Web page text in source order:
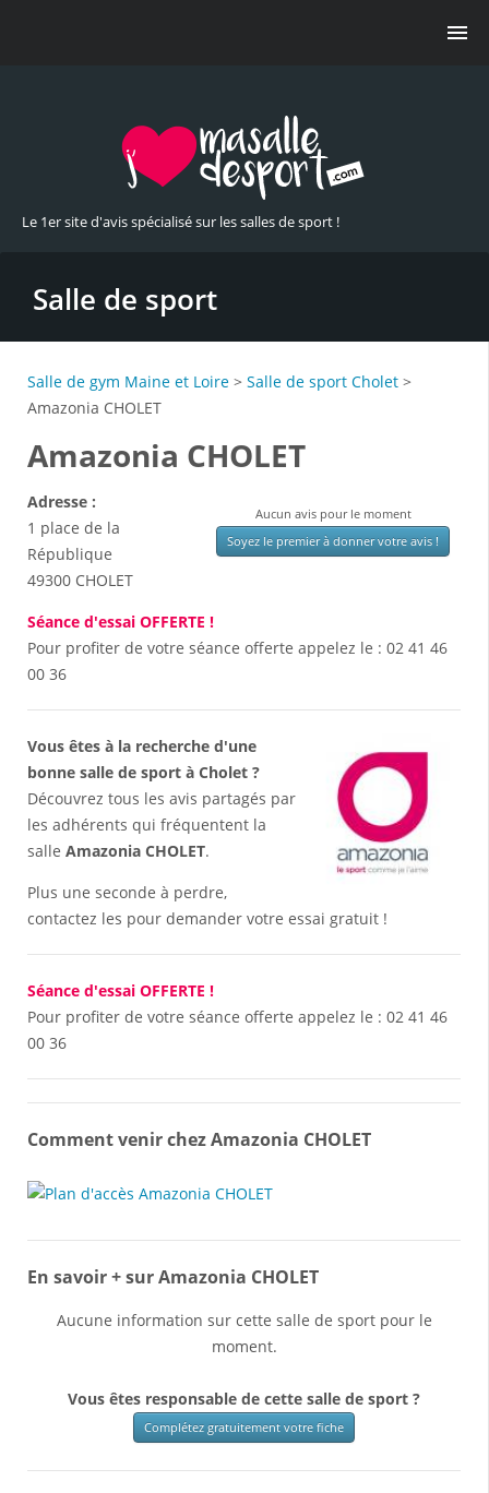
Le 1er site d'avis spécialisé sur les salles de sport !
Salle de sport
Salle de gym Maine et Loire > Salle de sport Cholet >
Amazonia CHOLET
Amazonia CHOLET
Aucun avis pour le moment
Soyez le premier à donner votre avis !
Adresse :
1 place de la
République
49300 CHOLET
Séance d'essai OFFERTE !
Pour profiter de votre séance offerte appelez le : 02 41 46
00 36
Vous êtes à la recherche d'une
bonne salle de sport à Cholet ?
Découvrez tous les avis partagés par
les adhérents qui fréquentent la
salle Amazonia CHOLET.
Plus une seconde à perdre,
contactez les pour demander votre essai gratuit !
Séance d'essai OFFERTE !
Pour profiter de votre séance offerte appelez le : 02 41 46
00 36
Comment venir chez Amazonia CHOLET
En savoir + sur Amazonia CHOLET
Aucune information sur cette salle de sport pour le
moment.
Vous êtes responsable de cette salle de sport ?
Complétez gratuitement votre fiche